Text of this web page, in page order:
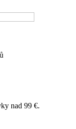
nad 99 €.